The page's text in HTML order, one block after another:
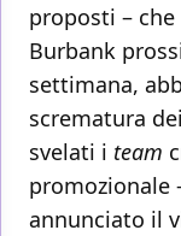
proposti –
Burbank
settimana,
scrematura
svelati i team
promozionale
annunciato il